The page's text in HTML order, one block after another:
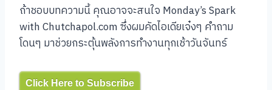
ถ้าชอบบทความนี้ คุณอาจจะสนใจ Monday’s Spark
with Chutchapol.com ซึ่งผมคัดไอเดียเจ๋งๆ คำถาม
โดนๆ มาช่วยกระตุ้นพลังการทำงานทุกเช้าวันจันทร์
Click Here to Subscribe